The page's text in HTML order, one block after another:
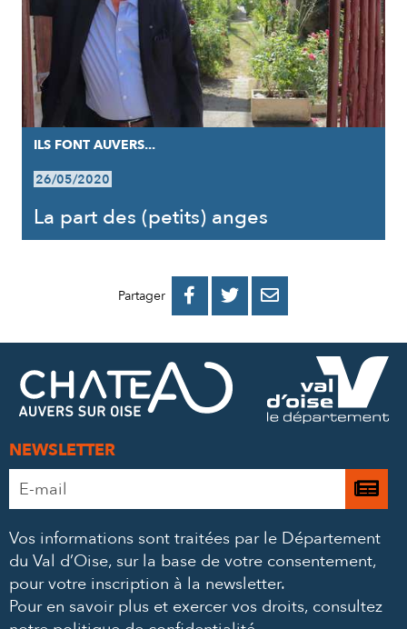
ILS FONT AUVERS...
26/05/2020
La part des (petits) anges
Partager 
PARTAGER
FACEBOOK
PARTAGER
PARTAGER
MAIL
NEWSLETTER
Adresse
e-
*
Je
à
Vos informations sont traitées par le Département
du Val d’Oise, sur la base de votre consentement,
pour votre inscription à la newsletter.
Pour en savoir plus et exercer vos droits, consultez